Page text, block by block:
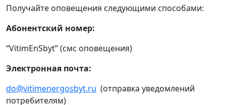
Получайте оповещения следующими способами:
Абонентский номер:
“VitimEnSbyt” (смс оповещения)
Электронная почта:
do@vitimenergosbyt.ru (отправка уведомлений
потребителям)